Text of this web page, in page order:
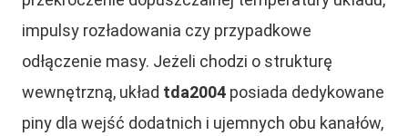
impulsy rozładowania czy przypadkowe
odłączenie masy. Jeżeli chodzi o strukturę
wewnętrzną, układ tda2004 posiada dedykowane
piny dla wejść dodatnich i ujemnych obu kanałów,